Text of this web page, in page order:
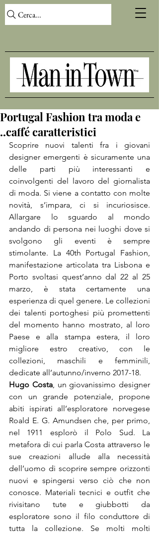
Cerca...
Portugal Fashion tra moda e
..caffé caratteristici
Scoprire nuovi talenti fra i giovani
designer emergenti è sicuramente una
delle parti più interessanti e
coinvolgenti del lavoro del giornalista
di moda. Si viene a contatto con molte
novità, s’impara, ci si incuriosisce.
Allargare lo sguardo al mondo
andando di persona nei luoghi dove si
svolgono gli eventi è sempre
stimolante. La 40th Portugal Fashion,
manifestazione articolata tra Lisbona e
Porto svoltasi quest’anno dal 22 al 25
marzo, è stata certamente una
esperienza di quel genere. Le collezioni
dei talenti portoghesi più promettenti
del momento hanno mostrato, al loro
Paese e alla stampa estera, il loro
migliore estro creativo, con le
collezioni, maschili e femminili,
Hugo Costa, un giovanissimo designer
con un grande potenziale, propone
abiti ispirati all’esploratore norvegese
Roald E. G. Amundsen che, per primo,
nel 1911 esplorò il Polo Sud. La
metafora di cui parla Costa attraverso le
sue creazioni allude alla necessità
dell’uomo di scoprire sempre orizzonti
nuovi e spingersi verso ciò che non
conosce. Materiali tecnici e outfit che
rivisitano tute e giubbotti da
esploratore sono il filo conduttore di
tutta la collezione. Se molti molti